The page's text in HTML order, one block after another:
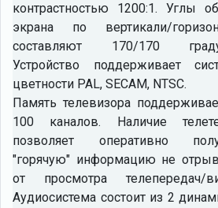
контрастностью 1200:1. Углы
экрана по вертикали/
составляют 170/170
Устройство поддерживает
цветности PAL, SECAM, NTSC.
Память телевизора
100 каналов. Наличие
позволяет оперативно
"горячую" информацию не
от просмотра телепередач/
Аудиосистема состоит из 2